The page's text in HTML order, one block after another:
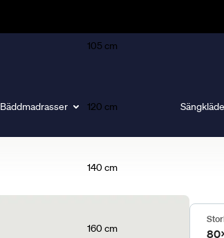
Bäddmadrasser
105 cm
120 cm
140 cm
160 cm